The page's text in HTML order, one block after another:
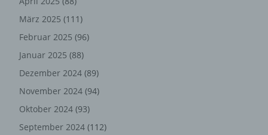
März 2025 (111)
Februar 2025 (96)
Januar 2025 (88)
Dezember 2024 (89)
November 2024 (94)
Oktober 2024 (93)
September 2024 (112)
Hierbei verarbeiten wir, bzw. unser Hostinganbieter
Bestandsdaten, Kontaktdaten, Inhaltsdaten,
Vertragsdaten, Nutzungsdaten, Meta- und
Besuchern dieses Onlineangebotes auf Grundlage
unserer berechtigten Interessen an einer effizienten und
gem. Art. 6 Abs. 1 lit. f DSGVO i.V.m. Art. 28 DSGVO
(Abschluss Auftragsverarbeitungsvertrag).